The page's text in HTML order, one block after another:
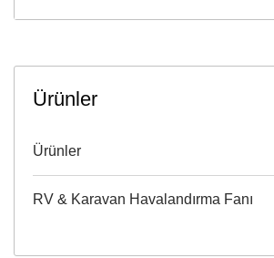
Ürünler
Ürünler
RV & Karavan Havalandırma Fanı